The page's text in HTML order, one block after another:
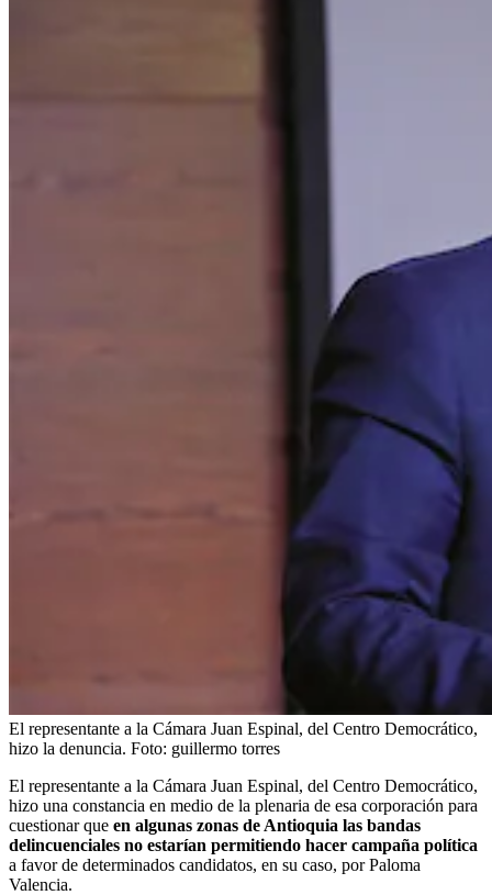
El representante a la Cámara Juan Espinal, del Centro Democrático,
hizo la denuncia. Foto: guillermo torres
El representante a la Cámara Juan Espinal, del Centro Democrático,
hizo una constancia en medio de la plenaria de esa corporación para
cuestionar que en algunas zonas de Antioquia las bandas
delincuenciales no estarían permitiendo hacer campaña política
a favor de determinados candidatos, en su caso, por Paloma
Valencia.